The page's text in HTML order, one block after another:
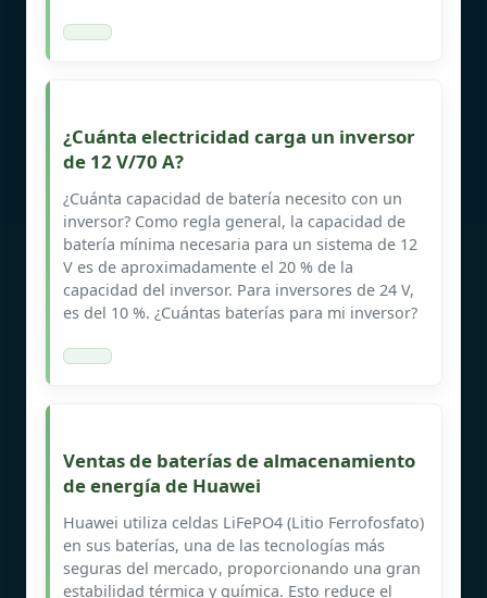
¿Cuánta electricidad carga un inversor
de 12 V/70 A?
¿Cuánta capacidad de batería necesito con un
inversor? Como regla general, la capacidad de
batería mínima necesaria para un sistema de 12
V es de aproximadamente el 20 % de la
capacidad del inversor. Para inversores de 24 V,
es del 10 %. ¿Cuántas baterías para mi inversor?
Ventas de baterías de almacenamiento
de energía de Huawei
Huawei utiliza celdas LiFePO4 (Litio Ferrofosfato)
en sus baterías, una de las tecnologías más
seguras del mercado, proporcionando una gran
estabilidad térmica y química. Esto reduce el